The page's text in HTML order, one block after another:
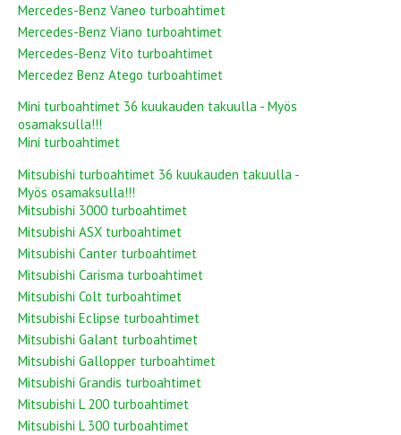
Mercedes-Benz Vaneo turboahtimet
Mercedes-Benz Viano turboahtimet
Mercedes-Benz Vito turboahtimet
Mercedez Benz Atego turboahtimet
Mini turboahtimet 36 kuukauden takuulla - Myös
osamaksulla!!!
Mini turboahtimet
Mitsubishi turboahtimet 36 kuukauden takuulla -
Myös osamaksulla!!!
Mitsubishi 3000 turboahtimet
Mitsubishi ASX turboahtimet
Mitsubishi Canter turboahtimet
Mitsubishi Carisma turboahtimet
Mitsubishi Colt turboahtimet
Mitsubishi Eclipse turboahtimet
Mitsubishi Galant turboahtimet
Mitsubishi Gallopper turboahtimet
Mitsubishi Grandis turboahtimet
Mitsubishi L 200 turboahtimet
Mitsubishi L 300 turboahtimet